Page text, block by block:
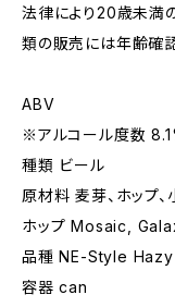
法律により20歳未満
類の販売には年齢確
ABV
※アルコール度数
種類 ビール
原材料 麦芽、ホップ、
ホップ Mosaic,
品種 NE-Style
容器 can